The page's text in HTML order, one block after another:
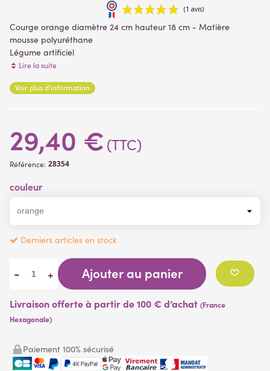
Courge orange diamètre 24 cm hauteur 18 cm - Matière
mousse polyuréthane
Légume artificiel
Lire la suite
Voir plus d'information
29,40 € (TTC)
Référence: 28354
couleur
Derniers articles en stock
- + Ajouter au panier
Livraison offerte à partir de 100 € d’achat (France
Hexagonale)
Paiement 100% sécurisé